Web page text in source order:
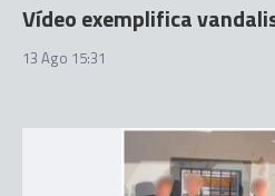
Vídeo exemplifica
13 Ago 15:31